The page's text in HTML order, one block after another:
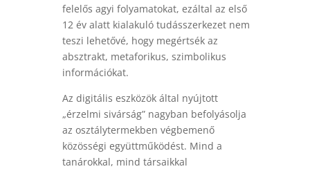
felelős agyi folyamatokat, ezáltal az első
12 év alatt kialakuló tudásszerkezet nem
teszi lehetővé, hogy megértsék az
absztrakt, metaforikus, szimbolikus
információkat.
Az digitális eszközök által nyújtott
„érzelmi sivárság” nagyban befolyásolja
az osztálytermekben végbemenő
közösségi együttműködést. Mind a
tanárokkal, mind társaikkal